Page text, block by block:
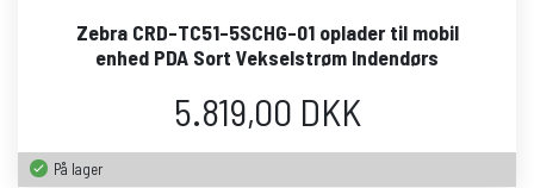
Zebra CRD-TC51-5SCHG-01 oplader til mobil
enhed PDA Sort Vekselstrøm Indendørs
5.819,00 DKK
På lager